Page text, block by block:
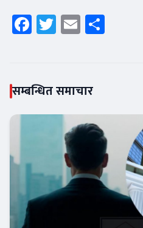
Facebook
Twitter
Email
सम्बन्धित समाचार